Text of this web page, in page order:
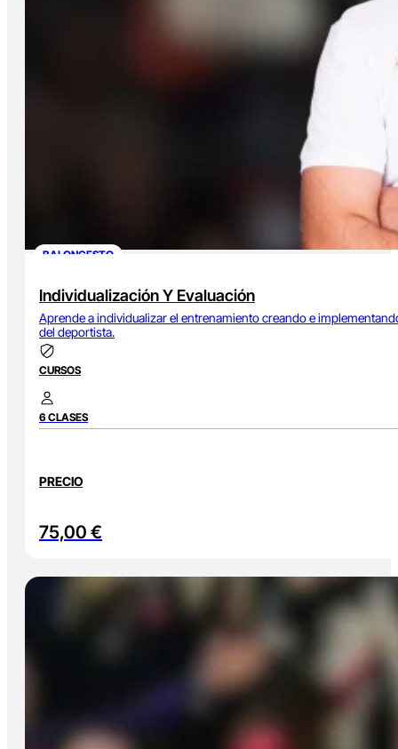
BALONCESTO
Individualización Y Evaluación
Aprende a individualizar el entrenamiento creando e
del deportista.
CURSOS
6 CLASES
PRECIO
75,00 €